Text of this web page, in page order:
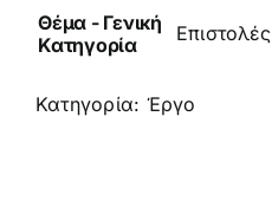
Θέμα - Γενική
Κατηγορία
Επιστολές
Κατηγορία: Έργο